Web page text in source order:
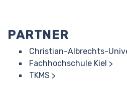
PARTNER
Christian-Albrechts-
Fachhochschule Kiel
TKMS